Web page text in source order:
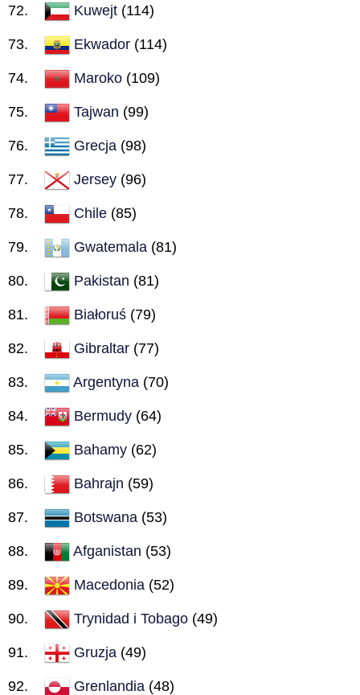
Kuwejt (114)
Ekwador (114)
Maroko (109)
Tajwan (99)
Grecja (98)
Jersey (96)
Chile (85)
Gwatemala (81)
Pakistan (81)
Białoruś (79)
Gibraltar (77)
Argentyna (70)
Bermudy (64)
Bahamy (62)
Bahrajn (59)
Botswana (53)
Afganistan (53)
Macedonia (52)
Trynidad i Tobago (49)
Gruzja (49)
Grenlandia (48)